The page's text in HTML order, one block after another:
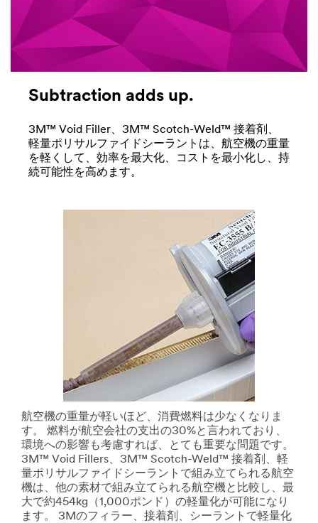
Subtraction adds up.
3M™ Void Filler、3M™ Scotch-Weld™ 接着剤、
軽量ポリサルファイドシーラントは、航空機の重量
を軽くして、効率を最大化、コストを最小化し、持
続可能性を高めます。
航空機の重量が軽いほど、消費燃料は少なくなりま
す。 燃料が航空会社の支出の30%と言われており、
環境への影響も考慮すれば、とても重要な問題です。
3M™ Void Fillers、3M™ Scotch-Weld™ 接着剤、軽
量ポリサルファイドシーラントで組み立てられる航空
機は、他の素材で組み立てられる航空機と比較し、最
大で約454kg（1,000ポンド）の軽量化が可能になり
ます。 3Mのフィラー、接着剤、シーラントで軽量化